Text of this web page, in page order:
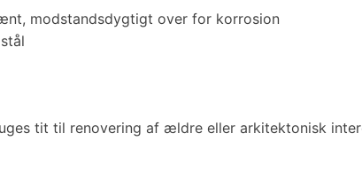
modstandsdygtigt over for korrosion
tit til renovering af ældre eller arkitektonisk